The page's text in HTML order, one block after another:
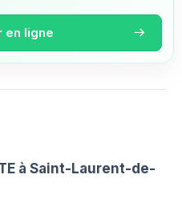
en ligne
à Saint-Laurent-de-